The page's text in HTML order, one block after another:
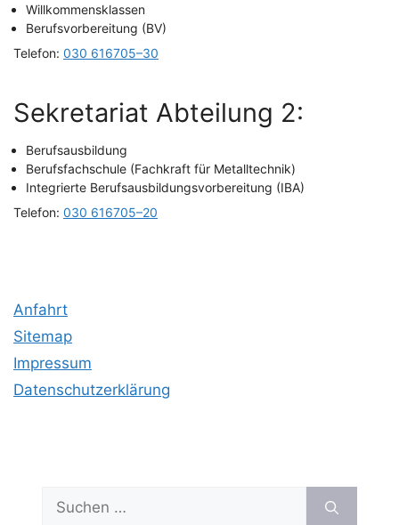
Will­kom­mens­klas­sen
Berufs­vor­be­rei­tung (BV)
Tele­fon: 030 616705–30
Sekre­ta­ri­at Abtei­lung 2:
Berufs­aus­bil­dung
Berufs­fach­schu­le (Fach­kraft für Metalltechnik)
Inte­grier­te Berufs­aus­bil­dungs­vor­be­rei­tung (IBA)
Tele­fon: 030 616705–20
Anfahrt
Site­map
Impres­sum
Daten­schutz­er­klä­rung
nach: